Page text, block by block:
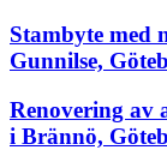
Stambyte med
Gunnilse,
Renovering av
i Brännö,